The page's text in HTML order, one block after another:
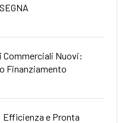
Commerciali Nuovi:
Finanziamento
e Pronta